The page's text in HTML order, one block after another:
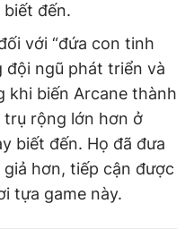
đến.
với “đứa con tinh
đội ngũ phát triển và
khi biến Arcane thành
trụ rộng lớn hơn ở
biết đến. Họ đã đưa
hơn, tiếp cận được
tựa game này.